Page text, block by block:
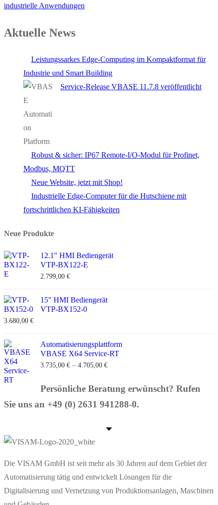
post:
industrielle Anwendungen
Aktuelle News
Leistungssarkes Edge-Computing im Kompaktformat für
Industrie und Smart Building
Service-Release VBASE 11.7.8 veröffentlicht
Robust & sicher: IP67 Remote-I/O-Modul für Profinet,
Modbus, MQTT
Neue Website, jetzt mit Shop!
Industrielle Edge-Computer für die Hutschiene mit
fortschrittlichen KI-Fähigkeiten
Neue Produkte
12.1" HMI Bediengerät
VTP-BX122-E
2.799,00 €
15" HMI Bediengerät
VTP-BX152-0
3.680,00 €
Automatisierungsplattform
VBASE X64 Service-RT
3.735,00 € – 4.705,00 €
Persönliche Beratung erwünscht? Rufen
Sie uns an +49 (0) 2631 941288-0.
Die VISAM GmbH ist seit mehr als 30 Jahren auf dem Gebiet der
Automatisierung tätig und entwickelt Lösungen für die
Digitalisierung und Vernetzung von Produktionsanlagen, Maschinen